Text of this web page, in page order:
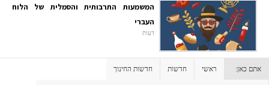
המשמעות התרבותית והסמלית של הלוח
העברי
דעות
אתם כאן: ראשי חדשות חדשות החינוך